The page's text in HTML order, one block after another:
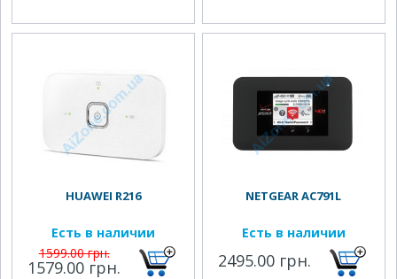
HUAWEI R216
Есть в наличии
1599.00 грн.
1579.00 грн.
NETGEAR AC791L
Есть в наличии
2495.00 грн.